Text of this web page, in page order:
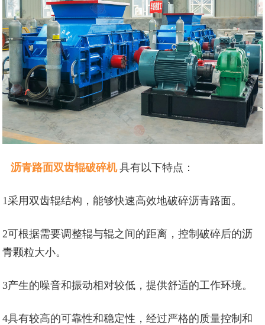
沥青路面双齿辊破碎机 具有以下特点：
1采用双齿辊结构，能够快速高效地破碎沥青路面。
2可根据需要调整辊与辊之间的距离，控制破碎后的沥
青颗粒大小。
3产生的噪音和振动相对较低，提供舒适的工作环境。
4具有较高的可靠性和稳定性，经过严格的质量控制和